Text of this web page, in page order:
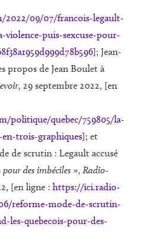
09/07/francois-legault-
violence-puis-sexcuse-pour-
]; Jean-
propos de Jean Boulet à
, 29 septembre 2022, [en
politique/quebec/759805/la-
trois-graphiques]; et
de scrutin : Legault accusé
pour des imbéciles », Radio-
[en ligne : https://ici.radio-
reforme-mode-de-scrutin-
les-quebecois-pour-des-